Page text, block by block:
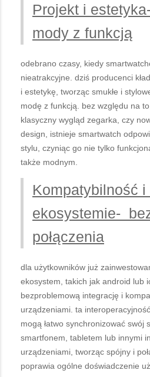
Projekt i
mody z funkcją
odebrano czasy, kiedy
nieatrakcyjne. dziś producenci
i estetykę, tworząc smukłe i
modę z funkcją. bez względu na
klasyczny wygląd zegarka, czy
design, istnieje smartwatch
stylu, czyniąc go nie tylko
także modnym.
Kompatybilność
ekosystemie-
połączenia
dla użytkowników już
ekosystem, takich jak android lub
bezproblemową integrację i
urządzeniami. ta
mogą łatwo synchronizować swój
smartfonem, tabletem lub innymi
urządzeniami, tworząc spójny i
poprawia ogólne doświadczenie